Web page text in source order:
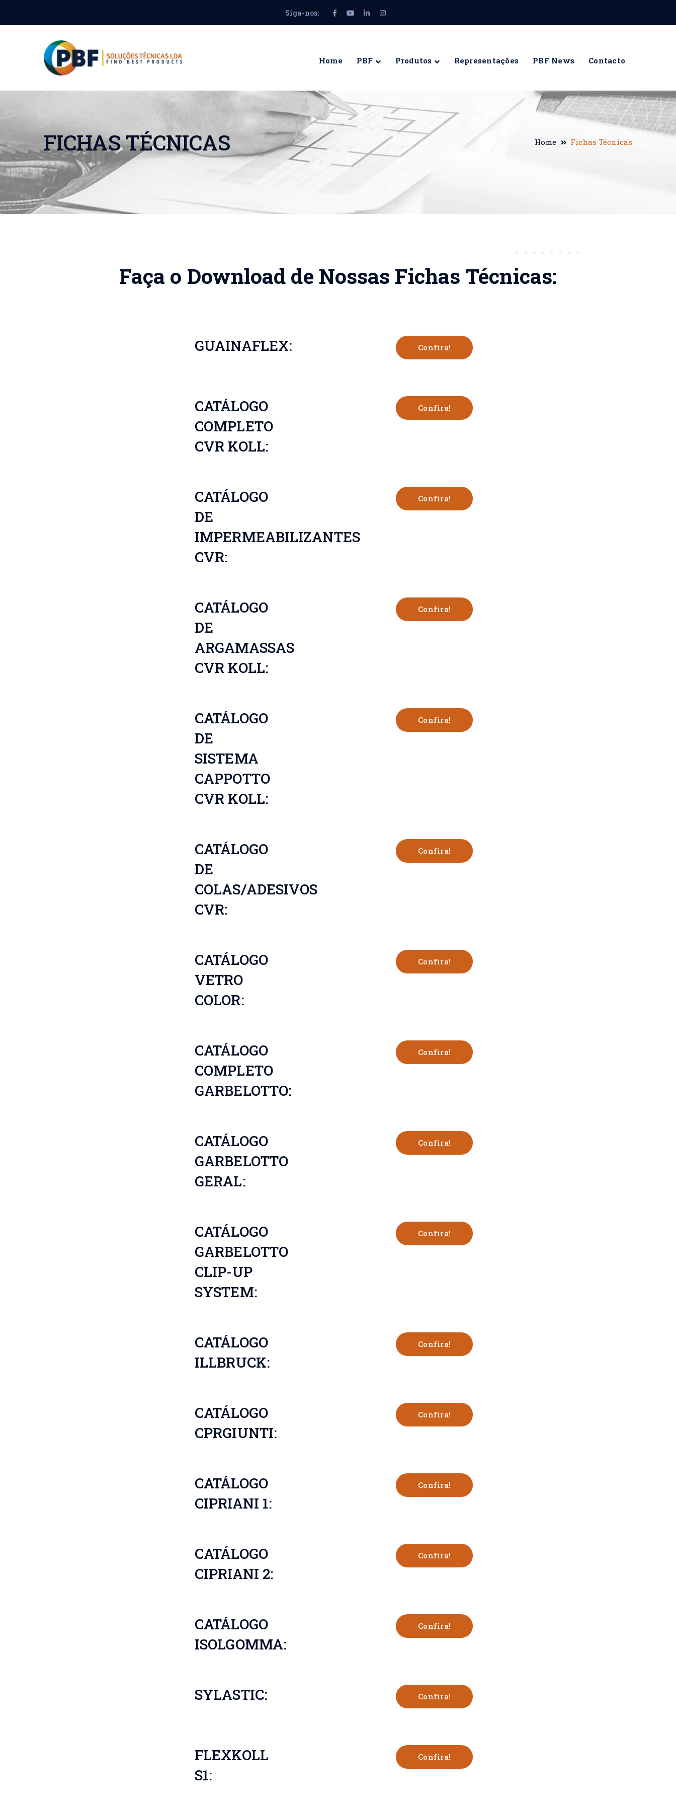
Siga-nos:
Facebook
Profile
Youtube
Profile
LinkedIn
ProfileProfile
Home PBF Produtos Representações PBF News Contacto
FICHAS TÉCNICAS Home Fichas Técnicas
Faça o Download de Nossas Fichas Técnicas:
GUAINAFLEX: Confira!
CATÁLOGO
COMPLETO
CVR KOLL:
Confira!
CATÁLOGO
DE
IMPERMEABILIZANTES
CVR:
Confira!
CATÁLOGO
DE
ARGAMASSAS
CVR KOLL:
Confira!
CATÁLOGO
DE
SISTEMA
CAPPOTTO
CVR KOLL:
Confira!
CATÁLOGO
DE
COLAS/ADESIVOS
CVR:
Confira!
CATÁLOGO
VETRO
COLOR:
Confira!
CATÁLOGO
COMPLETO
GARBELOTTO:
Confira!
CATÁLOGO
GARBELOTTO
GERAL:
Confira!
CATÁLOGO
GARBELOTTO
CLIP-UP
SYSTEM:
Confira!
CATÁLOGO
ILLBRUCK:
Confira!
CATÁLOGO
CPRGIUNTI:
Confira!
CATÁLOGO
CIPRIANI 1:
Confira!
CATÁLOGO
CIPRIANI 2:
Confira!
CATÁLOGO
ISOLGOMMA:
Confira!
SYLASTIC: Confira!
FLEXKOLL
S1:
Confira!